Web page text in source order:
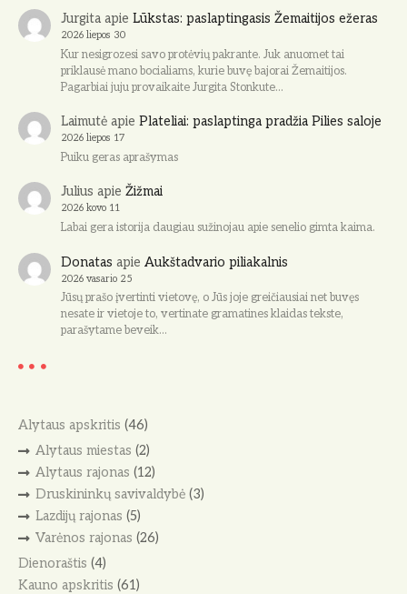
Jurgitaapie Lūkstas: paslaptingasis Žemaitijos ežeras
2026 liepos 30
Kur nesigrozesi savo protėvių pakrante. Juk anuomet tai
priklausė mano bocialiams, kurie buvę bajorai Žemaitijos.
Pagarbiai juju provaikaite Jurgita Stonkute…
Laimutėapie Plateliai: paslaptinga pradžia Pilies saloje
2026 liepos 17
Puiku geras aprašymas
Julius apie Žižmai
2026 kovo 11
Labai gera istorija daugiau sužinojau apie senelio gimta kaima.
Donatas apie Aukštadvario piliakalnis
2026 vasario 25
Jūsų prašo įvertinti vietovę, o Jūs joje greičiausiai net buvęs
nesate ir vietoje to, vertinate gramatines klaidas tekste,
parašytame beveik…
Alytaus apskritis (46)
Alytaus miestas (2)
Alytaus rajonas (12)
Druskininkų savivaldybė(3)
Lazdijų rajonas (5)
Varėnos rajonas (26)
Dienoraštis (4)
Kauno apskritis (61)